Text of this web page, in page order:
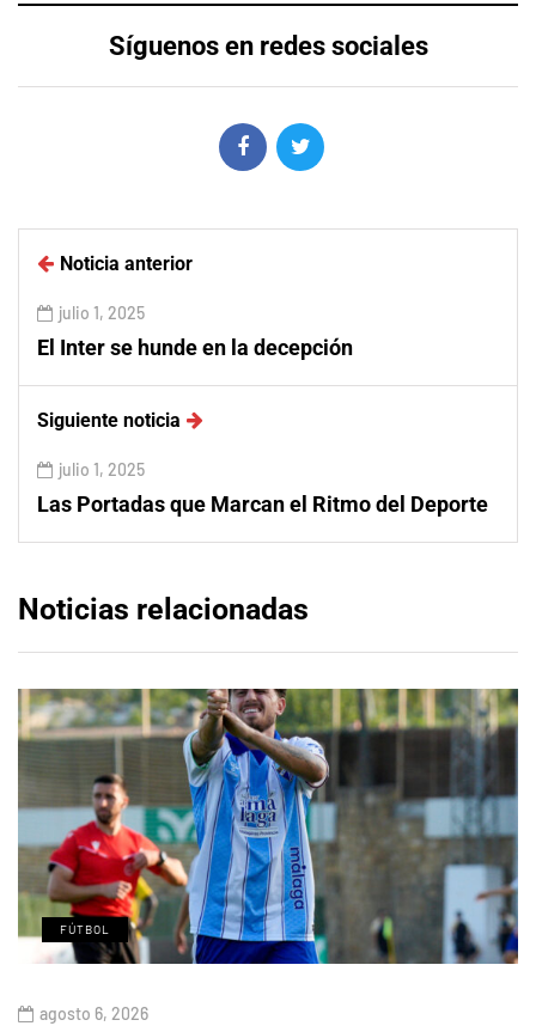
Síguenos en redes sociales
Noticia anterior
julio 1, 2025
El Inter se hunde en la decepción
Siguiente noticia
julio 1, 2025
Las Portadas que Marcan el Ritmo del Deporte
Noticias relacionadas
FÚTBOL
agosto 6, 2026